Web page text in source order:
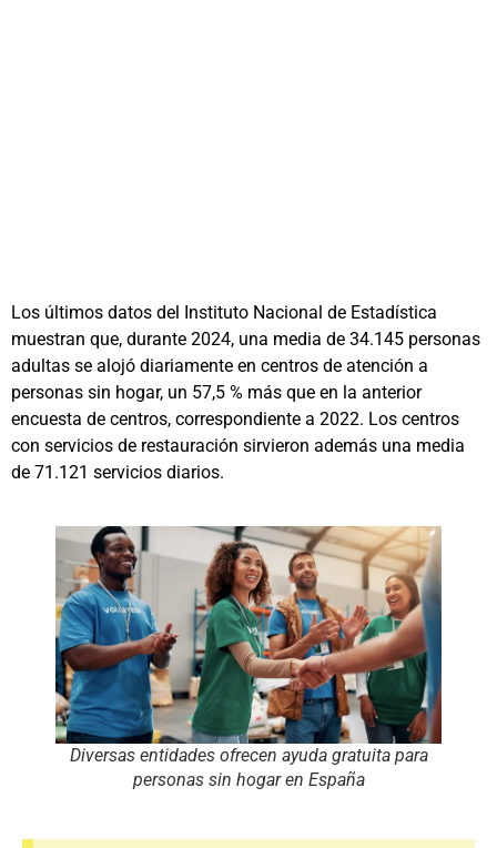
Los últimos datos del Instituto Nacional de Estadística
muestran que, durante 2024, una media de 34.145 personas
adultas se alojó diariamente en centros de atención a
personas sin hogar, un 57,5 % más que en la anterior
encuesta de centros, correspondiente a 2022. Los centros
con servicios de restauración sirvieron además una media
de 71.121 servicios diarios.
Diversas entidades ofrecen ayuda gratuita para
personas sin hogar en España